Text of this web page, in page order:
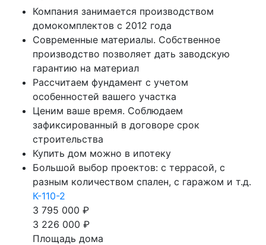
Компания занимается производством
домокомплектов c 2012 года
Современные материалы. Собственное
производство позволяет дать заводскую
гарантию на материал
Рассчитаем фундамент с учетом
особенностей вашего участка
Ценим ваше время. Соблюдаем
зафиксированный в договоре срок
строительства
Купить дом можно в ипотеку
Большой выбор проектов: с террасой, с
разным количеством спален, с гаражом и т.д.
К-110-2
3 795 000 ₽
3 226 000 ₽
Площадь дома